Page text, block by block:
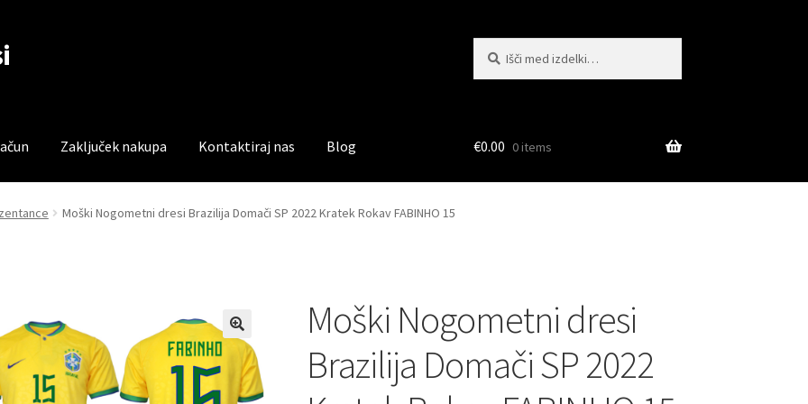
Zaključek nakupa Kontaktiraj nas Blog
Trgovina Zaključek nakupa
€0.00 0 items
Moški Nogometni dresi Brazilija Domači SP 2022 Kratek Rokav FABINHO 15
Moški Nogometni dresi
Brazilija Domači SP 2022